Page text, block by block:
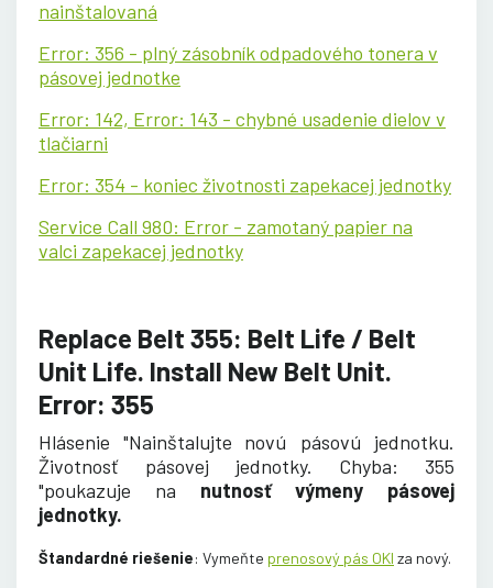
nainštalovaná
Error: 356 - plný zásobník odpadového tonera v
pásovej jednotke
Error: 142, Error: 143 - chybné usadenie dielov v
tlačiarni
Error: 354 - koniec životnosti zapekacej jednotky
Service Call 980: Error - zamotaný papier na
valci zapekacej jednotky
Replace Belt 355: Belt Life / Belt
Unit Life. Install New Belt Unit.
Error: 355
Hlásenie "Nainštalujte novú pásovú jednotku.
Životnosť pásovej jednotky. Chyba: 355
"poukazuje na nutnosť výmeny pásovej
jednotky.
Štandardné riešenie: Vymeňte prenosový pás OKI za nový.